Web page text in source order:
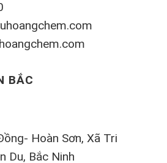
BẮC
Hoàn Sơn, Xã Tri
Du, Bắc Ninh